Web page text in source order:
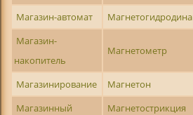
Магазин-автомат
Магазин-
накопитель
Магнетометр
Магазинирование Магнетон
Магазинный
Магнетострикция